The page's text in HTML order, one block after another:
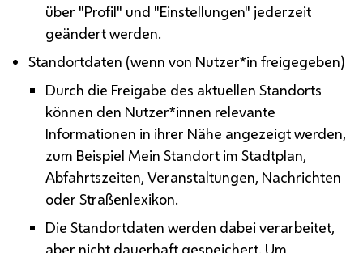
über "Profil" und "Einstellungen" jederzeit
geändert werden.
Standortdaten (wenn von Nutzer*in freigegeben)
Durch die Freigabe des aktuellen Standorts
können den Nutzer*innen relevante
Informationen in ihrer Nähe angezeigt werden,
zum Beispiel Mein Standort im Stadtplan,
Abfahrtszeiten, Veranstaltungen, Nachrichten
oder Straßenlexikon.
Die Standortdaten werden dabei verarbeitet,
aber nicht dauerhaft gespeichert. Um